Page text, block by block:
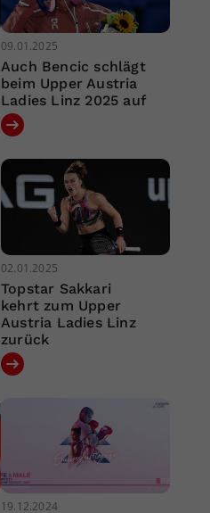
09.01.2025
Auch Bencic schlägt
beim Upper Austria
Ladies Linz 2025 auf
02.01.2025
Topstar Sakkari
kehrt zum Upper
Austria Ladies Linz
zurück
19.12.2024